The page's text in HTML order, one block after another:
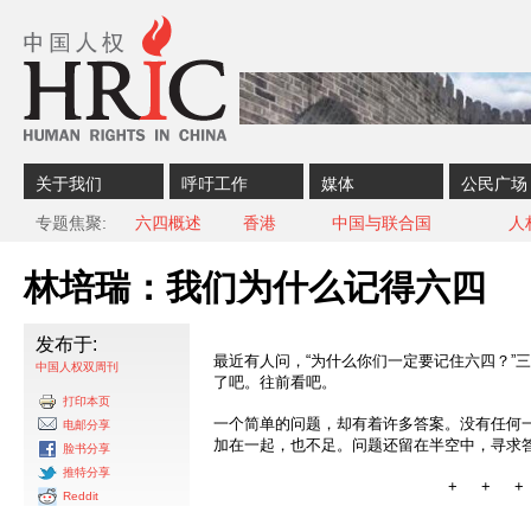
关于我们 呼吁工作 媒体 公民广场
专题焦聚 六四概述 香港 中国与联合国 人
林培瑞：我们为什么记得六四
发布于:
中国人权双周刊
打印本页
电邮分享
脸书分享
推特分享
Reddit
最近有人问，“为什么你们一定要记住六四？”
了吧。往前看吧。
一个简单的问题，却有着许多答案。没有任何
加在一起，也不足。问题还留在半空中，寻求
+ + +